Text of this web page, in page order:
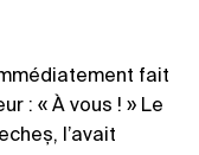
fait
: « À vous ! » Le
l’avait